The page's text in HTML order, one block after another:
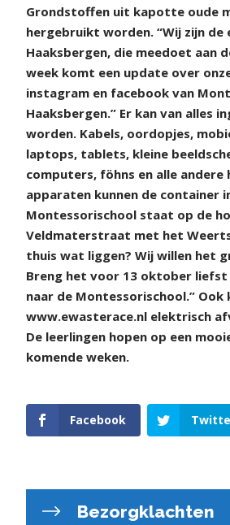
Grondstoffen uit kapotte oude
hergebruikt worden. “Wij zijn de
Haaksbergen, die meedoet aan
week komt een update over
instagram en facebook van
Haaksbergen.” Er kan van alles
worden. Kabels, oordopjes,
laptops, tablets, kleine
computers, föhns en alle andere
apparaten kunnen de container
Montessorischool staat op de
Veldmaterstraat met het
thuis wat liggen? Wij willen het
Breng het voor 13 oktober
naar de Montessorischool.” Ook
www.ewasterace.nl elektrisch
De leerlingen hopen op een
komende weken.
Facebook
Bezorgklachten